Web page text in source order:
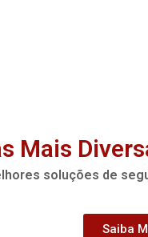
Mais
soluções de
Saiba